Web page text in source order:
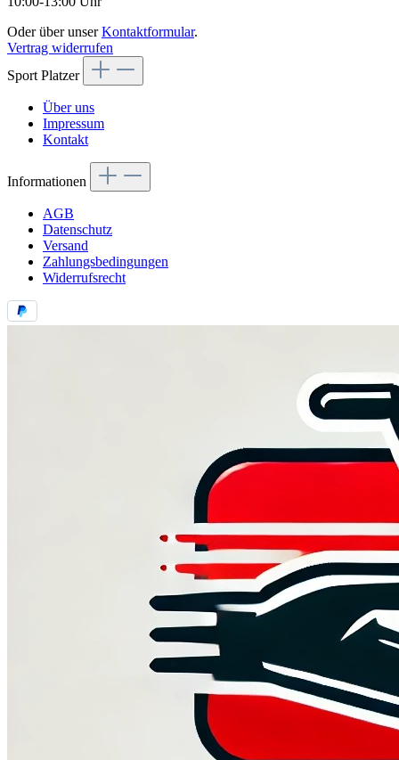
Oder über unserKontaktformular.
Vertrag widerrufen
Sport Platzer
Über uns
Impressum
Kontakt
Informationen
AGB
Datenschutz
Versand
Zahlungsbedingungen
Widerrufsrecht